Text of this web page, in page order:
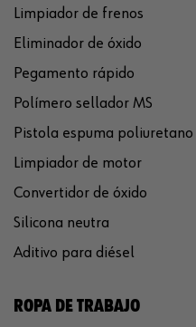
Limpiador de frenos
Eliminador de óxido
Pegamento rápido
Polímero sellador MS
Pistola espuma poliuretano
Limpiador de motor
Convertidor de óxido
Silicona neutra
Aditivo para diésel
ROPA DE TRABAJO